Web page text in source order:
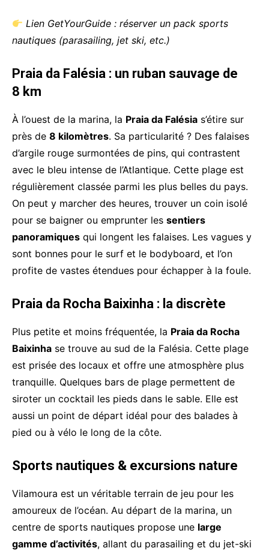
Lien GetYourGuide : réserver un pack sports
nautiques (parasailing, jet ski, etc.)
Praia da Falésia : un ruban sauvage de
8 km
À l’ouest de la marina, la Praia da Falésia s’étire sur
près de 8 kilomètres. Sa particularité ? Des falaises
d’argile rouge surmontées de pins, qui contrastent
avec le bleu intense de l’Atlantique. Cette plage est
régulièrement classée parmi les plus belles du pays.
On peut y marcher des heures, trouver un coin isolé
pour se baigner ou emprunter les sentiers
panoramiques qui longent les falaises. Les vagues y
sont bonnes pour le surf et le bodyboard, et l’on
profite de vastes étendues pour échapper à la foule.
Praia da Rocha Baixinha : la discrète
Plus petite et moins fréquentée, la Praia da Rocha
Baixinha se trouve au sud de la Falésia. Cette plage
est prisée des locaux et offre une atmosphère plus
tranquille. Quelques bars de plage permettent de
siroter un cocktail les pieds dans le sable. Elle est
aussi un point de départ idéal pour des balades à
pied ou à vélo le long de la côte.
Sports nautiques & excursions nature
Vilamoura est un véritable terrain de jeu pour les
amoureux de l’océan. Au départ de la marina, un
centre de sports nautiques propose une large
gamme d’activités, allant du parasailing et du jet-ski